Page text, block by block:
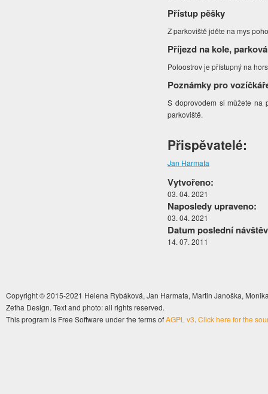
Přístup pěšky
Z parkoviště jděte na mys
Příjezd na kole,
Poloostrov je přístupný na
Poznámky pro
S doprovodem si můžete na
parkoviště.
Přispěvatelé:
Jan Harmata
Vytvořeno:
03. 04. 2021
Naposledy upraveno:
03. 04. 2021
Datum poslední
14. 07. 2011
Copyright © 2015-2021 Helena Rybáková, Jan Harmata, Martin Janoška,
Zetha Design. Text and photo: all rights reserved.
This program is Free Software under the terms ofAGPL v3. Click here for the